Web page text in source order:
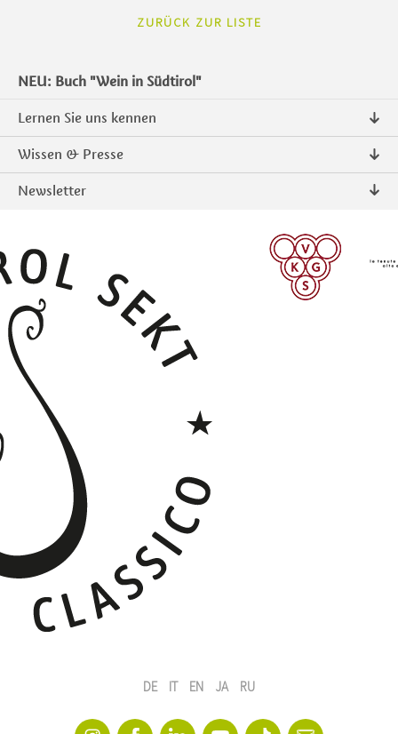
ZURÜCK ZUR LISTE
NEU: Buch "Wein in Südtirol"
Lernen Sie uns kennen
Über uns
Kontakt
Intranet
Wissen & Presse
Pressemitteilungen
Newsletter
DE IT EN JA RU